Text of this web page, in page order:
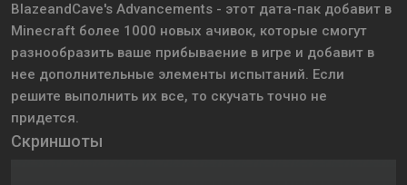
BlazeandCave's Advancements - этот дата-пак добавит в
Minecraft более 1000 новых ачивок, которые смогут
разнообразить ваше прибываение в игре и добавит в
нее дополнительные элементы испытаний. Если
решите выполнить их все, то скучать точно не
придется.
Скриншоты